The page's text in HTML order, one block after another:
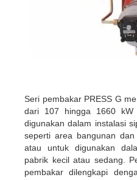
Seri pembakar PRESS G
dari 107 hingga 1660
digunakan dalam instalasi
seperti area bangunan
atau untuk digunakan
pabrik kecil atau sedang.
pembakar dilengkapi